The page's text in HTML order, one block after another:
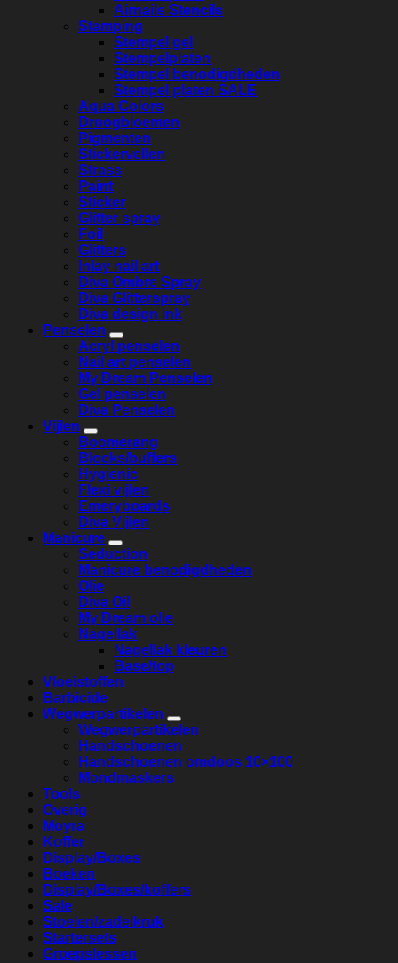
Airnails Stencils
Stamping
Stempel gel
Stempelplaten
Stempel benodigdheden
Stempel platen SALE
Aqua Colors
Droogbloemen
Pigmenten
Stickervellen
Strass
Paint
Sticker
Glitter spray
Foil
Glitters
Inlay nail art
Diva Ombre Spray
Diva Glitterspray
Diva design ink
Penselen
Acryl penselen
Nail art penselen
My Dream Penselen
Gel penselen
Diva Penselen
Vijlen
Boomerang
Blocks/buffers
Hygienic
Flexi vijlen
Emeryboards
Diva Vijlen
Manicure
Seduction
Manicure benodigdheden
Olie
Diva Oil
My Dream olie
Nagellak
Nagellak kleuren
Base/top
Vloeistoffen
Barbicide
Wegwerpartikelen
Wegwerpartikelen
Handschoenen
Handschoenen omdoos 10×100
Mondmaskers
Tools
Overig
Moyra
Koffer
Display/Boxes
Boeken
Display/Boxes/koffers
Sale
Stoelen/zadelkruk
Startersets
Groepslessen